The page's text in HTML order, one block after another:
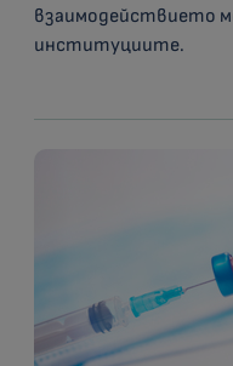
взаимодействието
институциите.